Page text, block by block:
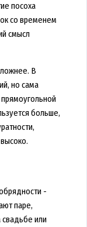
посоха
со временем
смысл
В
но сама
больше,
-
паре,
свадьбе или